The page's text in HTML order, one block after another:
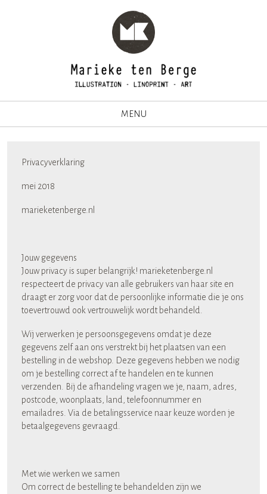
MENU
Privacyverklaring
mei 2018
marieketenberge.nl
Jouw gegevens
Jouw privacy is super belangrijk! marieketenberge.nl
respecteert de privacy van alle gebruikers van haar site en
draagt er zorg voor dat de persoonlijke informatie die je ons
toevertrouwd ook vertrouwelijk wordt behandeld.
Wij verwerken je persoonsgegevens omdat je deze
gegevens zelf aan ons verstrekt bij het plaatsen van een
bestelling in de webshop. Deze gegevens hebben we nodig
om je bestelling correct af te handelen en te kunnen
verzenden. Bij de afhandeling vragen we je, naam, adres,
postcode, woonplaats, land, telefoonnummer en
emailadres. Via de betalingsservice naar keuze worden je
betaalgegevens gevraagd.
Met wie werken we samen
Om correct de bestelling te behandelden zijn we